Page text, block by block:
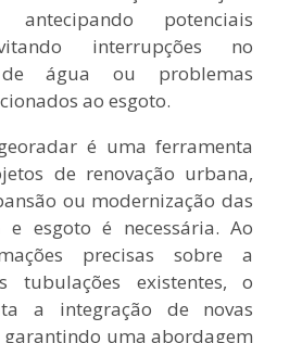
antecipando potenciais
interrupções no
de água ou problemas
ao esgoto.
é uma ferramenta
de renovação urbana,
ou modernização das
esgoto é necessária. Ao
precisas sobre a
tubulações existentes, o
a integração de novas
uma abordagem